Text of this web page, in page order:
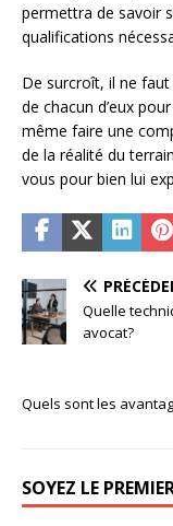
permettra de savoir
qualifications
De surcroît, il ne
de chacun d’eux
même faire une
de la réalité du
vous pour bien lui
Quelle
avocat?
Quels sont les
SOYEZ LE